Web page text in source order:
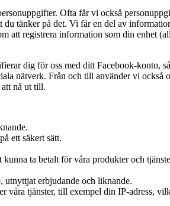
Ofta får vi också
tänker på det. Vi får en del av
att registrera information som din enhet
dig för oss med ditt Facebook-konto,
nätverk. Från och till använder vi
nå ut till.
ett säkert sätt.
ta betalt för våra produkter och
erbjudande och liknande.
tjänster, till exempel din IP-adress,